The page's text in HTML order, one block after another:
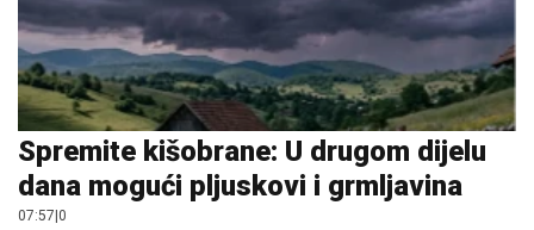
Spremite kišobrane: U drugom dijelu
dana mogući pljuskovi i grmljavina
07:57 0